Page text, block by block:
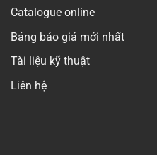
Catalogue online
Bảng báo giá mới nhất
Tài liệu kỹ thuật
Liên hệ